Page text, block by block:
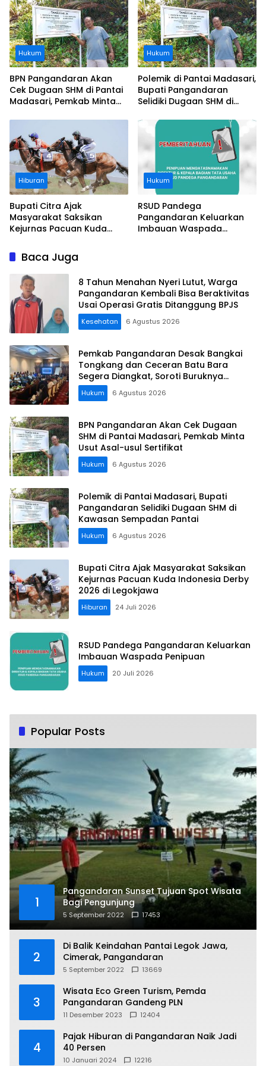
Perusahaan
Hukum
BPN Pangandaran Akan
Cek Dugaan SHM di Pantai
Madasari, Pemkab Minta
Hukum
Polemik di Pantai Madasari,
Bupati Pangandaran
Selidiki Dugaan SHM di
Pantai
Hiburan
Bupati Citra Ajak
Masyarakat Saksikan
Kejurnas Pacuan Kuda
Legokjawa
Hukum
RSUD Pandega
Pangandaran Keluarkan
Imbauan Waspada
Baca Juga
8 Tahun Menahan Nyeri Lutut, Warga
Pangandaran Kembali Bisa Beraktivitas
Usai Operasi Gratis Ditanggung BPJS
Kesehatan 6 Agustus 2026
Pemkab Pangandaran Desak Bangkai
Tongkang dan Ceceran Batu Bara
Segera Diangkat, Soroti Buruknya
Koordinasi Perusahaan
Hukum 6 Agustus 2026
BPN Pangandaran Akan Cek Dugaan
SHM di Pantai Madasari, Pemkab Minta
Usut Asal-usul Sertifikat
Hukum 6 Agustus 2026
Polemik di Pantai Madasari, Bupati
Pangandaran Selidiki Dugaan SHM di
Kawasan Sempadan Pantai
Hukum 6 Agustus 2026
Bupati Citra Ajak Masyarakat Saksikan
Kejurnas Pacuan Kuda Indonesia Derby
2026 di Legokjawa
Hiburan 24 Juli 2026
RSUD Pandega Pangandaran Keluarkan
Imbauan Waspada Penipuan
Hukum 20 Juli 2026
Popular Posts
1
Pangandaran Sunset Tujuan Spot Wisata
Bagi Pengunjung
5 September 2022 17453
2
Di Balik Keindahan Pantai Legok Jawa,
Cimerak, Pangandaran
5 September 2022 13669
3
Wisata Eco Green Turism, Pemda
Pangandaran Gandeng PLN
11 Desember 2023 12404
4
Pajak Hiburan di Pangandaran Naik Jadi
40 Persen
10 Januari 2024 12216